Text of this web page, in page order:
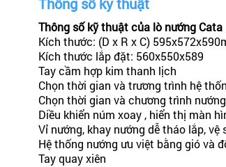
Thông số kỹ thuật của lò nướng Cata
Kích thước: (D x R x C)
Kích thước lắp đặt: 560x550x589
Tay cầm hợp kim thanh lịch
Chọn thời gian và trương trình hệ
Chọn thời gian và chương trình nướng
Diều khiển núm xoay , hiển thị màn
Vỉ nướng, khay nướng dễ tháo lắp, vệ
Hệ thống nướng ưu việt bằng gió và
Tay quay xiên